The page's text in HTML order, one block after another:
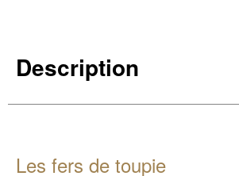
Description
Les fers de toupie